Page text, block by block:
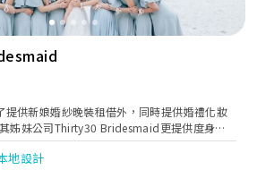
供新娘婚紗晚裝租借外，同時提供婚禮化妝
姊妹公司Thirty30 Bridesmaid更提供度身訂
式及剪裁設計選擇，不論是一字領、吊帶、荷
盡有，而且顏色亦多不勝數，單單是一個顏
地設計